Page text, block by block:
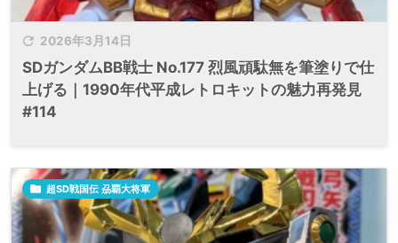
 2026年3月14日
SDガンダムBB戦士 No.177 烈風頑駄無を筆塗りで仕
上げる｜1990年代平成レトロキットの魅力再発見
#114
 超SD戦国伝 刕覇大将軍